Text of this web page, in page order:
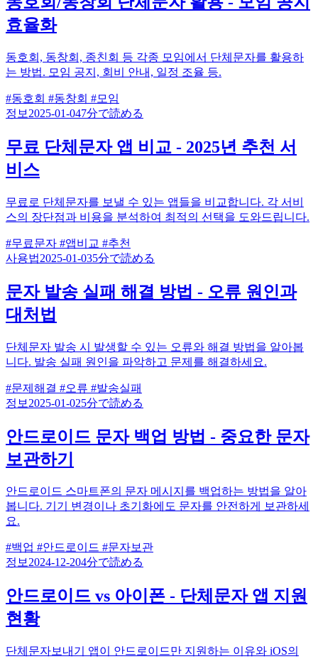
효율화
동호회, 동창회, 종친회 등 각종 모임에서 단체문자를 활용하
는 방법. 모임 공지, 회비 안내, 일정 조율 등.
#동호회 #동창회 #모임
정보 2025-01-047分で読める
무료 단체문자 앱 비교 - 2025년 추천 서
비스
무료로 단체문자를 보낼 수 있는 앱들을 비교합니다. 각 서비
스의 장단점과 비용을 분석하여 최적의 선택을 도와드립니다.
#무료문자 #앱비교 #추천
사용법2025-01-035分で読める
문자 발송 실패 해결 방법 - 오류 원인과
대처법
단체문자 발송 시 발생할 수 있는 오류와 해결 방법을 알아봅
니다. 발송 실패 원인을 파악하고 문제를 해결하세요.
#문제해결 #오류 #발송실패
정보 2025-01-025分で読める
안드로이드 문자 백업 방법 - 중요한 문자
보관하기
안드로이드 스마트폰의 문자 메시지를 백업하는 방법을 알아
봅니다. 기기 변경이나 초기화에도 문자를 안전하게 보관하세
요.
#백업 #안드로이드 #문자보관
정보2024-12-204分で読める
안드로이드 vs 아이폰 - 단체문자 앱 지원
현황
단체문자보내기 앱이 안드로이드만 지원하는 이유와 iOS의